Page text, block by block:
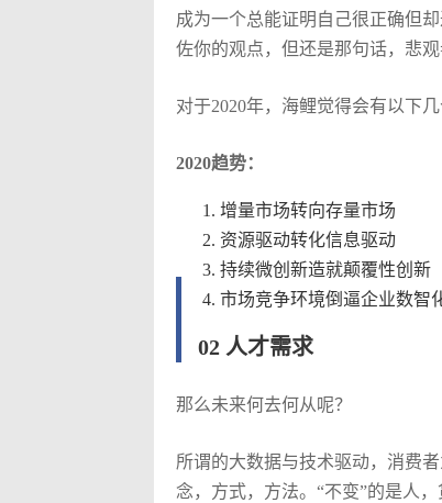
成为一个总能证明自己很正确但
佐你的观点，但还是那句话，悲
对于2020年，海鲤觉得会有以下几
2020趋势：
增量市场转向存量市场
资源驱动转化信息驱动
持续微创新造就颠覆性创新
市场竞争环境倒逼企业数智
02 人才需求
那么未来何去何从呢？
所谓的大数据与技术驱动，消费
念，方式，方法。“不变”的是人